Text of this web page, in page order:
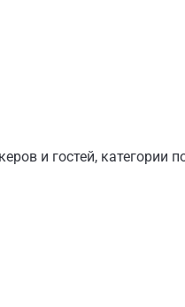
и гостей, категории